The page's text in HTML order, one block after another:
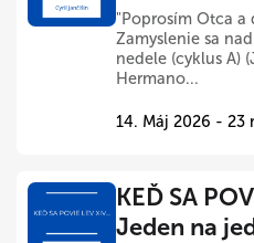
"Poprosím Otca a
Zamyslenie sa
nedele (cyklus A)
Hermano...
14. Máj 2026 - 23
KEĎ SA
Jeden na